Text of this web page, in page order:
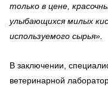
только в цене,
улыбающихся милых
используемого сырья».
В заключении,
ветеринарной